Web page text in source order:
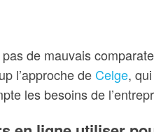
pas de mauvais
l’approche de Celge,
les besoins de